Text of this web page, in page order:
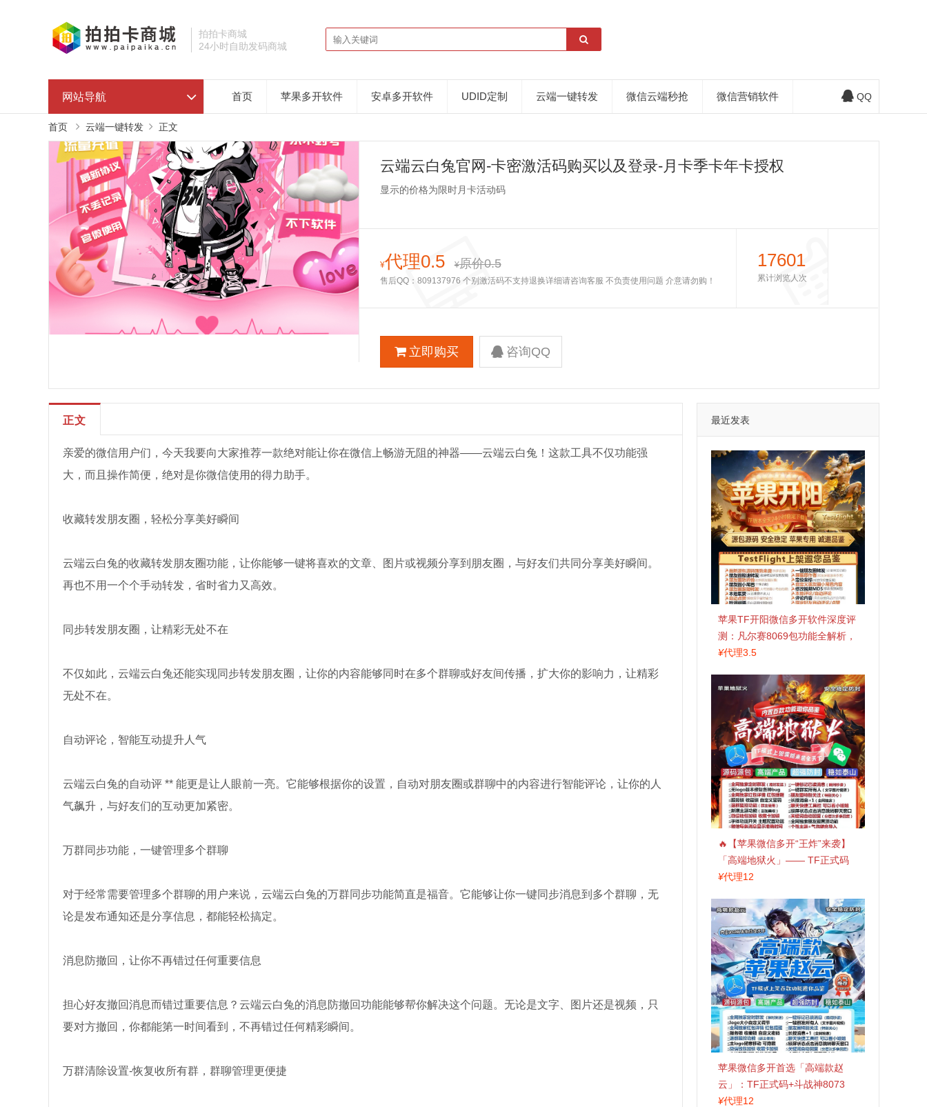
拍拍卡商城
24小时自助发码商城
网站导航 首页 苹果多开软件 安卓多开软件 UDID定制 云端一键转发 微信云端秒抢 微信营销软件 QQ
首页 云端一键转发 正文
云端云白兔官网-卡密激活码购买以及登录-月卡季卡年卡授权
显示的价格为限时月卡活动码
¥代理0.5 ¥原价0.5
售后QQ：809137976 个别激活码不支持退换详细请咨询客服 不负责使用问题 介意请勿购！
17601
累计浏览人次
立即购买 咨询QQ
正文
亲爱的微信用户们，今天我要向大家推荐一款绝对能让你在微信上畅游无阻的神器——云端云白兔！这款工具不仅功能强
大，而且操作简便，绝对是你微信使用的得力助手。
收藏转发朋友圈，轻松分享美好瞬间
云端云白兔的收藏转发朋友圈功能，让你能够一键将喜欢的文章、图片或视频分享到朋友圈，与好友们共同分享美好瞬间。
再也不用一个个手动转发，省时省力又高效。
同步转发朋友圈，让精彩无处不在
不仅如此，云端云白兔还能实现同步转发朋友圈，让你的内容能够同时在多个群聊或好友间传播，扩大你的影响力，让精彩
无处不在。
自动评论，智能互动提升人气
云端云白兔的自动评 ** 能更是让人眼前一亮。它能够根据你的设置，自动对朋友圈或群聊中的内容进行智能评论，让你的人
气飙升，与好友们的互动更加紧密。
万群同步功能，一键管理多个群聊
对于经常需要管理多个群聊的用户来说，云端云白兔的万群同步功能简直是福音。它能够让你一键同步消息到多个群聊，无
论是发布通知还是分享信息，都能轻松搞定。
消息防撤回，让你不再错过任何重要信息
担心好友撤回消息而错过重要信息？云端云白兔的消息防撤回功能能够帮你解决这个问题。无论是文字、图片还是视频，只
要对方撤回，你都能第一时间看到，不再错过任何精彩瞬间。
万群清除设置-恢复收所有群，群聊管理更便捷
最近发表
苹果TF开阳微信多开软件深度评
测：凡尔赛8069包功能全解析，
TestFlight稳定版上架，激活认准
¥代理3.5
🔥【苹果微信多开“王炸”来袭】
「高端地狱火」—— TF正式码
+斗战神8073包，7天退换，安全
¥代理12
苹果微信多开首选「高端款赵
云」：TF正式码+斗战神8073
包，7天退换认准拍拍卡激活码
¥代理12